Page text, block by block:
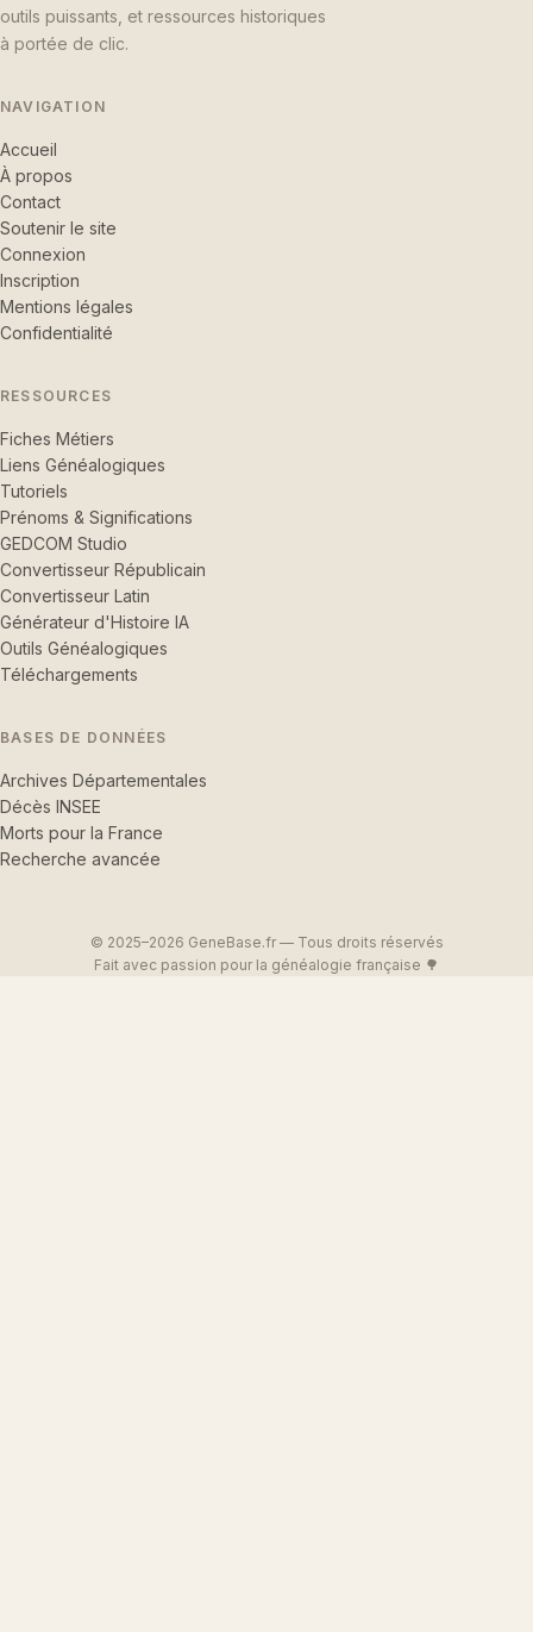
outils puissants, et ressources historiques
à portée de clic.
NAVIGATION
Accueil
À propos
Contact
Soutenir le site
Connexion
Inscription
Mentions légales
Confidentialité
RESSOURCES
Fiches Métiers
Liens Généalogiques
Tutoriels
Prénoms & Significations
GEDCOM Studio
Convertisseur Républicain
Convertisseur Latin
Générateur d'Histoire IA
Outils Généalogiques
Téléchargements
BASES DE DONNÉES
Archives Départementales
Décès INSEE
Morts pour la France
Recherche avancée
© 2025–2026 GeneBase.fr — Tous droits réservés
Fait avec passion pour la généalogie française 🌳